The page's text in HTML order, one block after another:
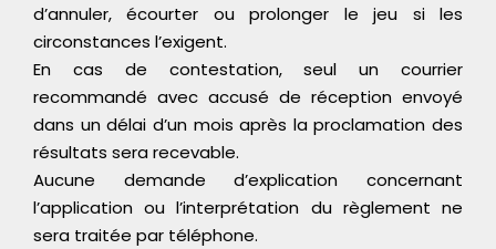
d’annuler, écourter ou prolonger le jeu si les
circonstances l’exigent.
En cas de contestation, seul un courrier
recommandé avec accusé de réception envoyé
dans un délai d’un mois après la proclamation des
résultats sera recevable.
Aucune demande d’explication concernant
l’application ou l’interprétation du règlement ne
sera traitée par téléphone.